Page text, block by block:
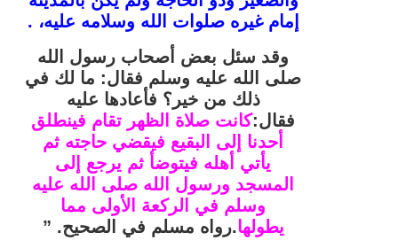
إمام غيره صلوات الله وسلامه عليه، .
وقد سئل بعض أصحاب رسول الله
صلى الله عليه وسلم فقال: ما لك في
ذلك من خير؟ فأعادها عليه
فقال:كانت صلاة الظهر تقام فينطلق
أحدنا إلى البقيع فيقضي حاجته ثم
يأتي أهله فيتوضأ ثم يرجع إلى
المسجد ورسول الله صلى الله عليه
وسلم في الركعة الأولى مما
يطولها.رواه مسلم في الصحيح. ”